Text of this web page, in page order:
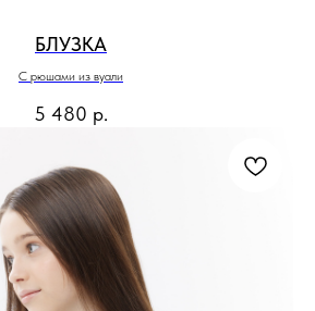
БЛУЗКА
С рюшами из вуали
5 480 р.